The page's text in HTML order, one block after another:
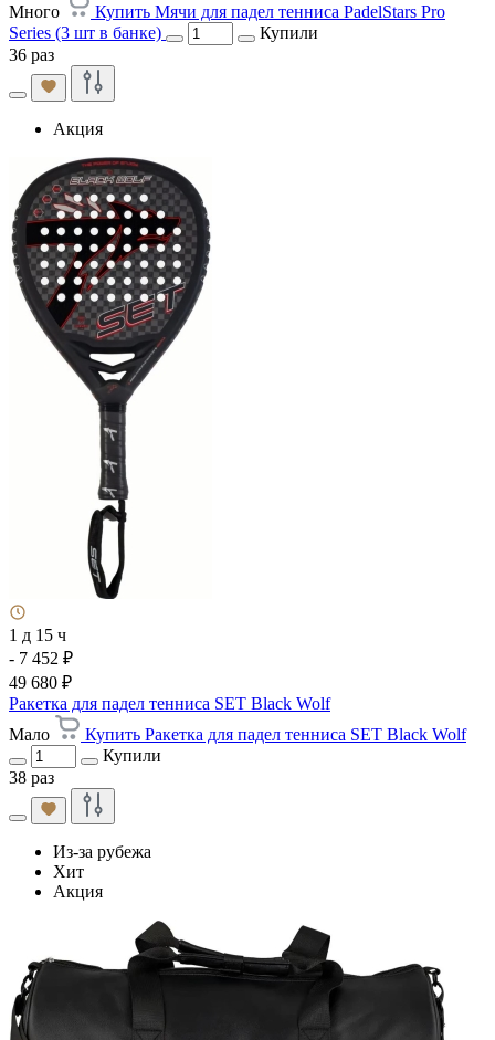
Много
Купить Мячи для падел тенниса PadelStars Pro
Series (3 шт в банке)
Купили
36 раз
Акция
1 д 15 ч
- 7 452 ₽
49 680 ₽
Ракетка для падел тенниса SET Black Wolf
Мало
Купить Ракетка для падел тенниса SET Black Wolf
Купили
38 раз
Из-за рубежа
Хит
Акция